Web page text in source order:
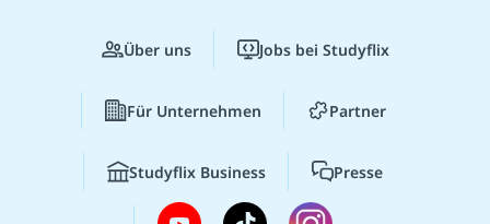
Über uns Jobs bei Studyflix
Für Unternehmen Partner
Studyflix Business Presse